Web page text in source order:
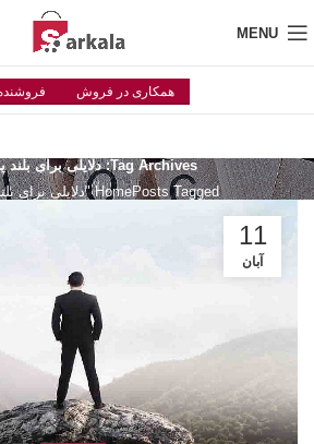
MENU
همکاری در فروش
Tag Archives: دلایلی برای بلند پرواز بودن
HomePosts Tagged "دلایلی برای بلند پرواز بودن"
11
آبان